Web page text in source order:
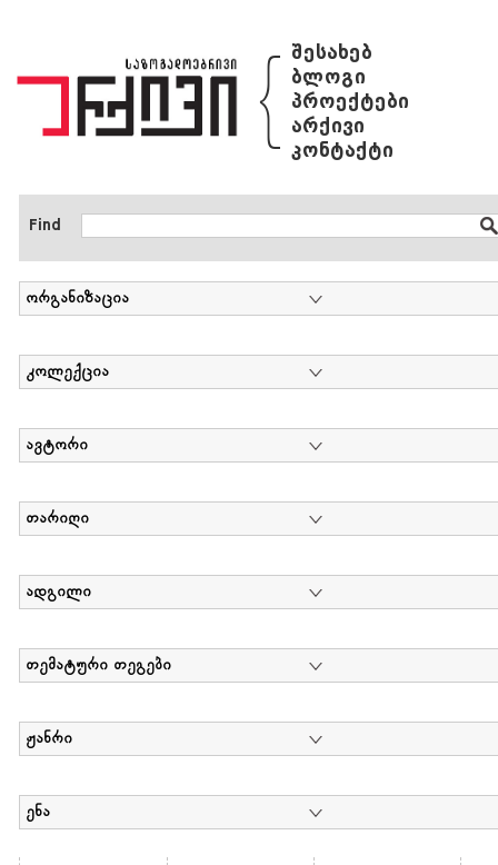
{ შესახებ
ბლოგი
პროექტები
არქივი
კონტაქტი
Find
ორგანიზაცია
კოლექცია
ავტორი
თარიღი
ადგილი
თემატური თეგები
ჟანრი
ენა